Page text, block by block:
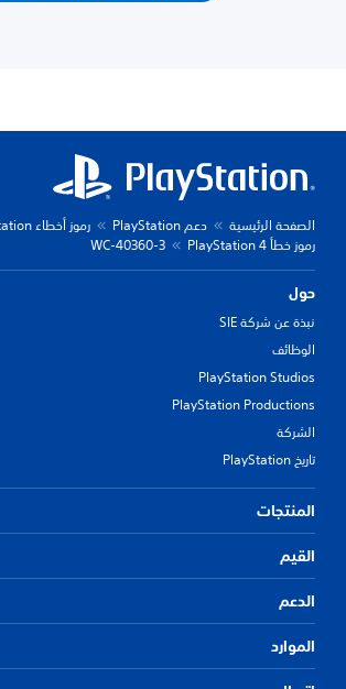
الصفحة الرئيسية دعم PlayStation
رموز أخطاء PlayStation
رموز خطأ PlayStation 4
WC-40360-3
حول
نبذة عن شركة SIE
الوظائف
PlayStation Studios
PlayStation Productions
الشركة
تاريخ PlayStation
المنتجات
القيم
الدعم
الموارد